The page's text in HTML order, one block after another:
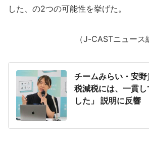
した、の2つの可能性を挙げた。
（J-CASTニュー
チームみらい・安
税減税には、一貫
した」 説明に反響